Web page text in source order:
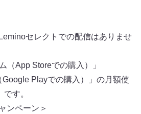
セレクトでの配信はありませ
（App Storeでの購入）」
Google Playでの購入）」の月額使
す。
ンペーン＞